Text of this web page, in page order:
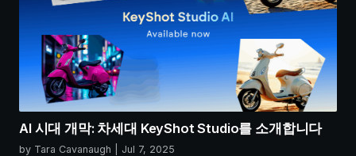
AI 시대 개막: 차세대 KeyShot Studio를 소개합니다
by Tara Cavanaugh | Jul 7, 2025